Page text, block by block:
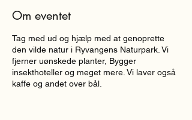
Om eventet
Tag med ud og hjælp med at genoprette
den vilde natur i Ryvangens Naturpark. Vi
fjerner uønskede planter, Bygger
insekthoteller og meget mere. Vi laver også
kaffe og andet over bål.